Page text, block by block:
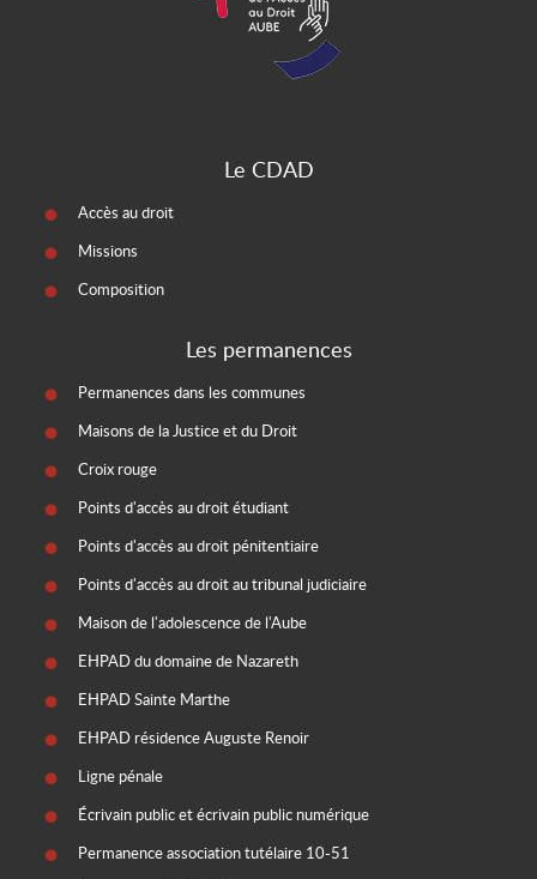
Le CDAD
Accès au droit
Missions
Composition
Les permanences
Permanences dans les communes
Maisons de la Justice et du Droit
Croix rouge
Points d'accès au droit étudiant
Points d'accès au droit pénitentiaire
Points d'accès au droit au tribunal judiciaire
Maison de l'adolescence de l'Aube
EHPAD du domaine de Nazareth
EHPAD Sainte Marthe
EHPAD résidence Auguste Renoir
Ligne pénale
Écrivain public et écrivain public numérique
Permanence association tutélaire 10-51